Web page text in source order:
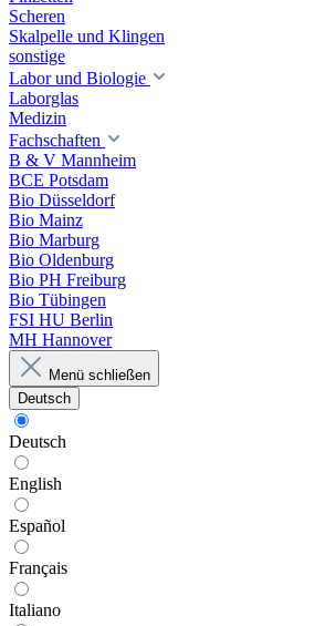
Scheren
Skalpelle und Klingen
sonstige
Labor und Biologie
Laborglas
Medizin
Fachschaften
B & V Mannheim
BCE Potsdam
Bio Düsseldorf
Bio Mainz
Bio Marburg
Bio Oldenburg
Bio PH Freiburg
Bio Tübingen
FSI HU Berlin
MH Hannover
Menü schließen
Deutsch
Deutsch
English
Español
Français
Italiano